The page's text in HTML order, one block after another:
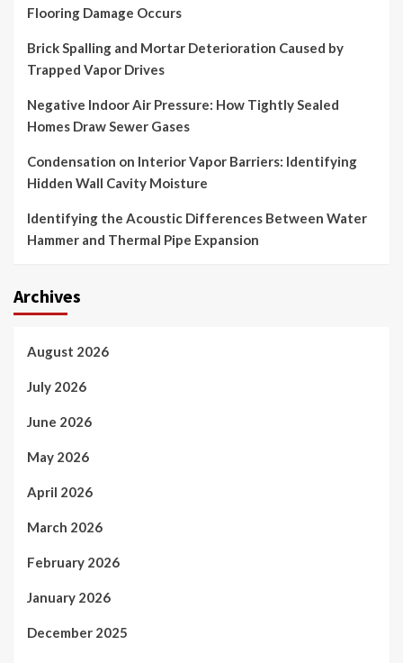
Flooring Damage Occurs
Brick Spalling and Mortar Deterioration Caused by
Trapped Vapor Drives
Negative Indoor Air Pressure: How Tightly Sealed
Homes Draw Sewer Gases
Condensation on Interior Vapor Barriers: Identifying
Hidden Wall Cavity Moisture
Identifying the Acoustic Differences Between Water
Hammer and Thermal Pipe Expansion
Archives
August 2026
July 2026
June 2026
May 2026
April 2026
March 2026
February 2026
January 2026
December 2025